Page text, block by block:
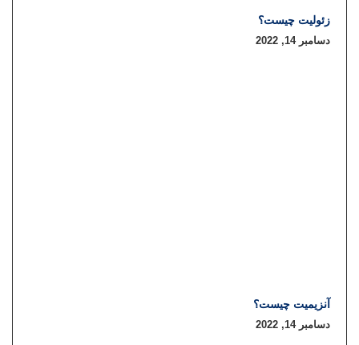
زئولیت چیست؟
دسامبر 14, 2022
آنزیمیت چیست؟
دسامبر 14, 2022